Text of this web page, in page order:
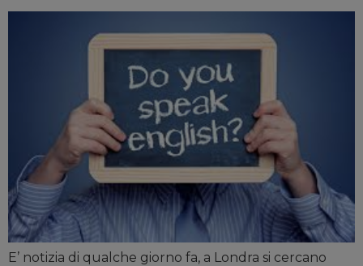
E’ notizia di qualche giorno fa, a Londra si cercano